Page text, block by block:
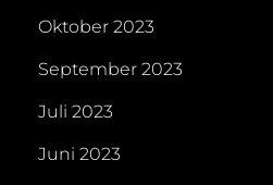
Oktober 2023
September 2023
Juli 2023
Juni 2023